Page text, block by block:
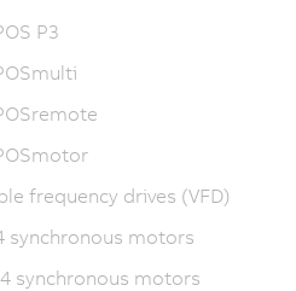
P3
frequency drives (VFD)
synchronous motors
synchronous motors